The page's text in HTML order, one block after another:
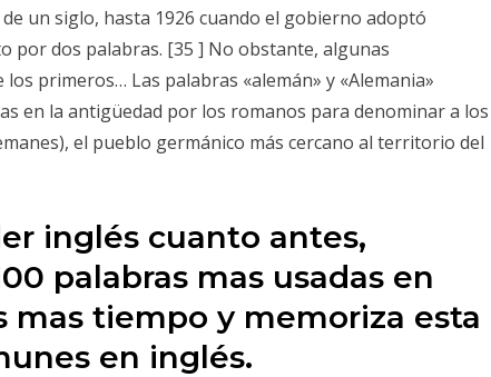
un siglo, hasta 1926 cuando el gobierno adoptó
por dos palabras. [35 ] No obstante, algunas
primeros… Las palabras «alemán» y «Alemania»
en la antigüedad por los romanos para denominar a los
el pueblo germánico más cercano al territorio del
inglés cuanto antes,
palabras mas usadas en
mas tiempo y memoriza esta
en inglés.